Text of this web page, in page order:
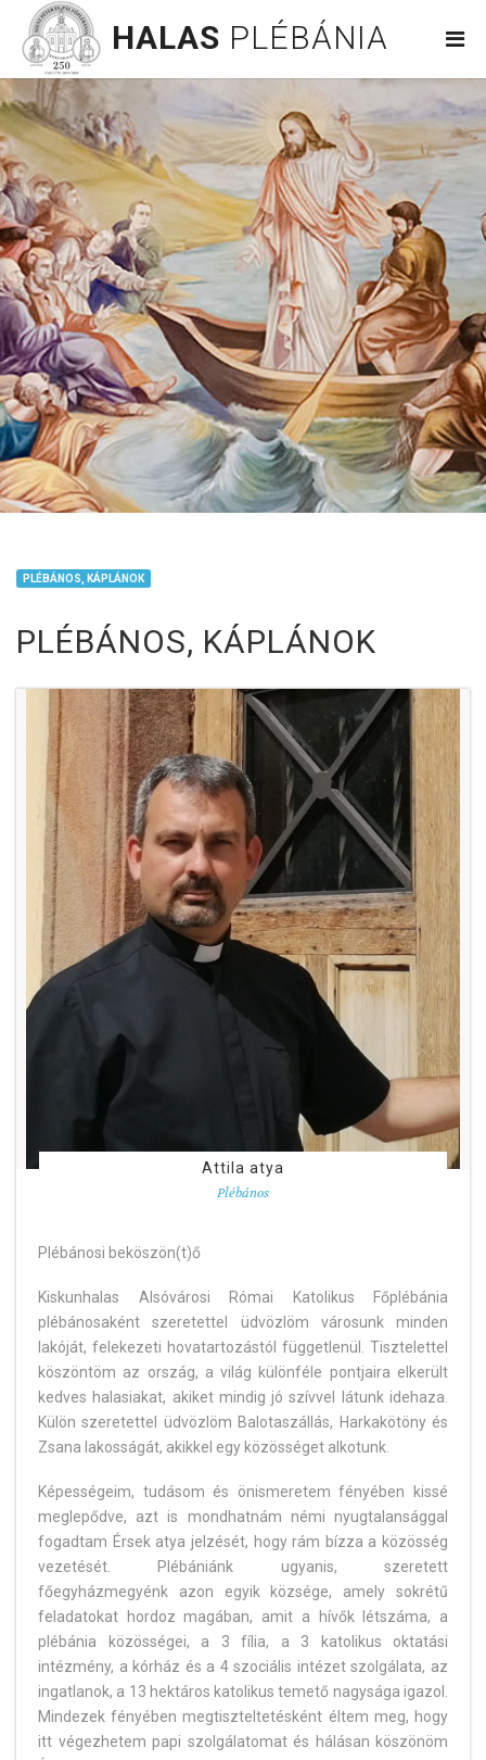
HALAS PLÉBÁNIA
PLÉBÁNOS, KÁPLÁNOK
PLÉBÁNOS, KÁPLÁNOK
Attila atya
Plébános
Plébánosi beköszön(t)ő
Kiskunhalas Alsóvárosi Római Katolikus Főplébánia
plébánosaként szeretettel üdvözlöm városunk minden
lakóját, felekezeti hovatartozástól függetlenül. Tisztelettel
köszöntöm az ország, a világ különféle pontjaira elkerült
kedves halasiakat, akiket mindig jó szívvel látunk idehaza.
Külön szeretettel üdvözlöm Balotaszállás, Harkakötöny és
Zsana lakosságát, akikkel egy közösséget alkotunk.
Képességeim, tudásom és önismeretem fényében kissé
meglepődve, azt is mondhatnám némi nyugtalansággal
fogadtam Érsek atya jelzését, hogy rám bízza a közösség
vezetését. Plébániánk ugyanis, szeretett
főegyházmegyénk azon egyik községe, amely sokrétű
feladatokat hordoz magában, amit a hívők létszáma, a
plébánia közösségei, a 3 fília, a 3 katolikus oktatási
intézmény, a kórház és a 4 szociális intézet szolgálata, az
ingatlanok, a 13 hektáros katolikus temető nagysága igazol.
Mindezek fényében megtiszteltetésként éltem meg, hogy
itt végezhetem papi szolgálatomat és hálásan köszönöm